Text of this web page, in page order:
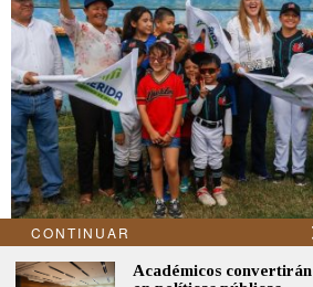
CONTINUAR
Académicos convertirán